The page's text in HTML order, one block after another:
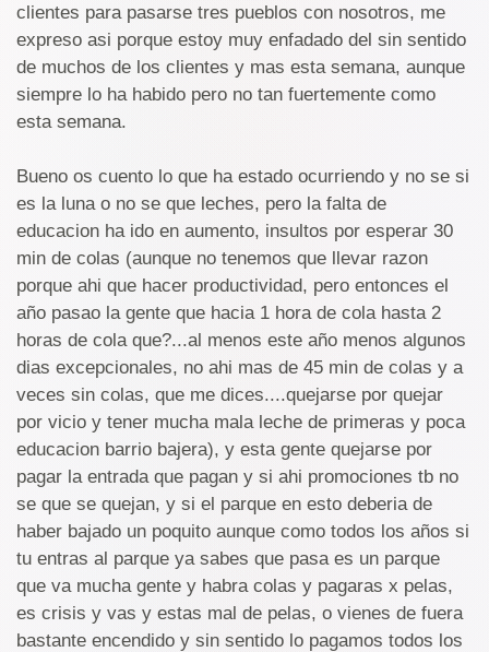
clientes para pasarse tres pueblos con nosotros, me
expreso asi porque estoy muy enfadado del sin sentido
de muchos de los clientes y mas esta semana, aunque
siempre lo ha habido pero no tan fuertemente como
esta semana.
Bueno os cuento lo que ha estado ocurriendo y no se si
es la luna o no se que leches, pero la falta de
educacion ha ido en aumento, insultos por esperar 30
min de colas (aunque no tenemos que llevar razon
porque ahi que hacer productividad, pero entonces el
año pasao la gente que hacia 1 hora de cola hasta 2
horas de cola que?...al menos este año menos algunos
dias excepcionales, no ahi mas de 45 min de colas y a
veces sin colas, que me dices....quejarse por quejar
por vicio y tener mucha mala leche de primeras y poca
educacion barrio bajera), y esta gente quejarse por
pagar la entrada que pagan y si ahi promociones tb no
se que se quejan, y si el parque en esto deberia de
haber bajado un poquito aunque como todos los años si
tu entras al parque ya sabes que pasa es un parque
que va mucha gente y habra colas y pagaras x pelas,
es crisis y vas y estas mal de pelas, o vienes de fuera
bastante encendido y sin sentido lo pagamos todos los